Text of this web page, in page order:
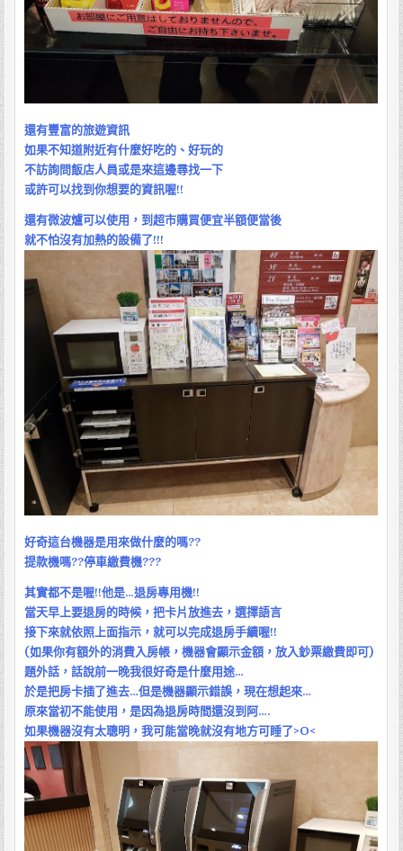
還有豐富的旅遊資訊
如果不知道附近有什麼好吃的、好玩的
不訪詢問飯店人員或是來這邊尋找一下
或許可以找到你想要的資訊喔!!
還有微波爐可以使用，到超市購買便宜半額便當後
就不怕沒有加熱的設備了!!!
好奇這台機器是用來做什麼的嗎??
提款機嗎??停車繳費機???
其實都不是喔!!他是…退房專用機!!
當天早上要退房的時候，把卡片放進去，選擇語言
接下來就依照上面指示，就可以完成退房手續喔!!
(如果你有額外的消費入房帳，機器會顯示金額，放入鈔票繳費即可)
題外話，話說前一晚我很好奇是什麼用途…
於是把房卡插了進去…但是機器顯示錯誤，現在想起來…
原來當初不能使用，是因為退房時間還沒到阿….
如果機器沒有太聰明，我可能當晚就沒有地方可睡了>O<